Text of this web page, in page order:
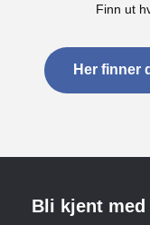
Finn ut
Her finner
Bli kjent med